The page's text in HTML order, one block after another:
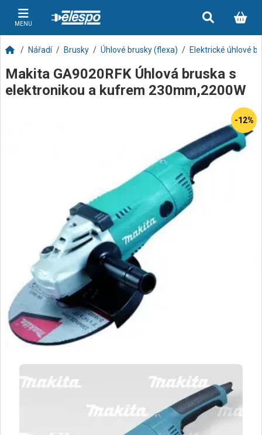
MENU
Nářadí Brusky Úhlové brusky (flexa) Elektrické úhlové
Makita GA9020RFK Úhlová bruska s
elektronikou a kufrem 230mm,2200W
-12%